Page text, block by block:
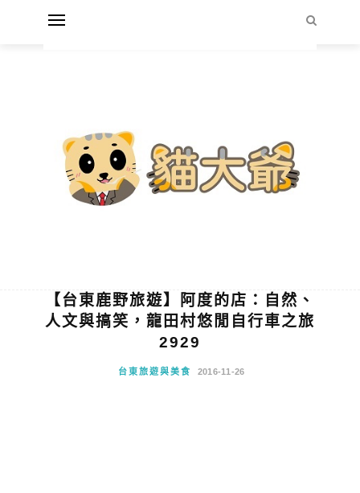
【台東鹿野旅遊】阿度的店：自然、
人文與搞笑，龍田村悠閒自行車之旅
2929
台東旅遊與美食 2016-11-26